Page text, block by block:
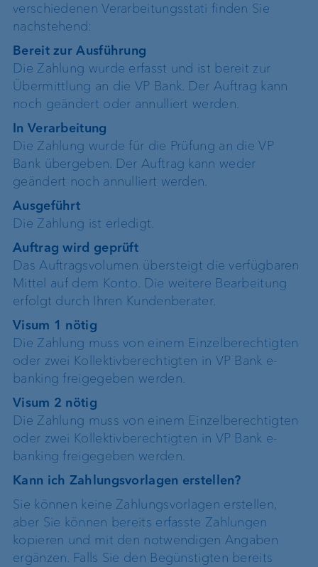
verschiedenen Verarbeitungsstati finden Sie
nachstehend:
Bereit zur Ausführung
Die Zahlung wurde erfasst und ist bereit zur
Übermittlung an die VP Bank. Der Auftrag kann
noch geändert oder annulliert werden.
In Verarbeitung
Die Zahlung wurde für die Prüfung an die VP
Bank übergeben. Der Auftrag kann weder
geändert noch annulliert werden.
Ausgeführt
Die Zahlung ist erledigt.
Auftrag wird geprüft
Das Auftragsvolumen übersteigt die verfügbaren
Mittel auf dem Konto. Die weitere Bearbeitung
erfolgt durch Ihren Kundenberater.
Visum 1 nötig
Die Zahlung muss von einem Einzelberechtigten
oder zwei Kollektivberechtigten in VP Bank e-
banking freigegeben werden.
Visum 2 nötig
Die Zahlung muss von einem Einzelberechtigten
oder zwei Kollektivberechtigten in VP Bank e-
banking freigegeben werden.
Kann ich Zahlungsvorlagen erstellen?
Sie können keine Zahlungsvorlagen erstellen,
aber Sie können bereits erfasste Zahlungen
kopieren und mit den notwendigen Angaben
ergänzen. Falls Sie den Begünstigten bereits